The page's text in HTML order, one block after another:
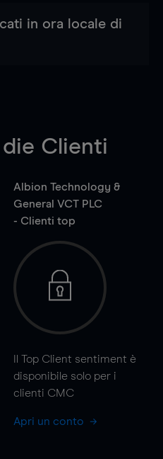
in ora locale di
Clienti
Albion Technology &
General VCT PLC
- Clienti top
Il Top Client sentiment è
disponibile solo per i
clienti CMC
Apri un conto